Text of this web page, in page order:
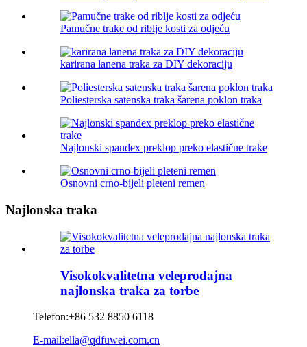
Pamučne trake od riblje kosti za odjeću
karirana lanena traka za DIY dekoraciju
Poliesterska satenska traka šarena poklon traka
Najlonski spandex preklop preko elastične trake
Osnovni crno-bijeli pleteni remen
Najlonska traka
Visokokvalitetna veleprodajna
najlonska traka za torbe
Telefon:+86 532 8850 6118
E-mail:ella@qdfuwei.com.cn